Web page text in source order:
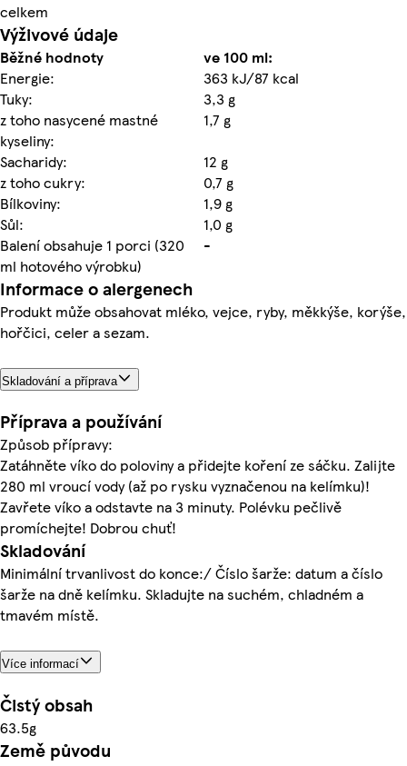
celkem
Výživové údaje
Běžné hodnoty
ve 100 ml:
Energie:
363 kJ/87 kcal
Tuky:
3,3 g
z toho nasycené mastné
kyseliny:
1,7 g
Sacharidy:
12 g
z toho cukry:
0,7 g
Bílkoviny:
1,9 g
Sůl:
1,0 g
Balení obsahuje 1 porci (320
ml hotového výrobku)
-
Informace o alergenech
Produkt může obsahovat mléko, vejce, ryby, měkkýše, korýše,
hořčici, celer a sezam.
Skladování a příprava
Příprava a používání
Způsob přípravy:
Zatáhněte víko do poloviny a přidejte koření ze sáčku. Zalijte
280 ml vroucí vody (až po rysku vyznačenou na kelímku)!
Zavřete víko a odstavte na 3 minuty. Polévku pečlivě
promíchejte! Dobrou chuť!
Skladování
Minimální trvanlivost do konce:/ Číslo šarže: datum a číslo
šarže na dně kelímku. Skladujte na suchém, chladném a
tmavém místě.
Více informací
Čistý obsah
63.5g
Země původu